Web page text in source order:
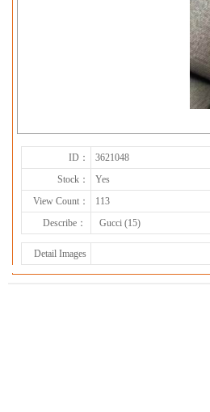
ID： 3621048
Stock：
Yes
View Count：
113
Describe：
Gucci (15)
Detail Images